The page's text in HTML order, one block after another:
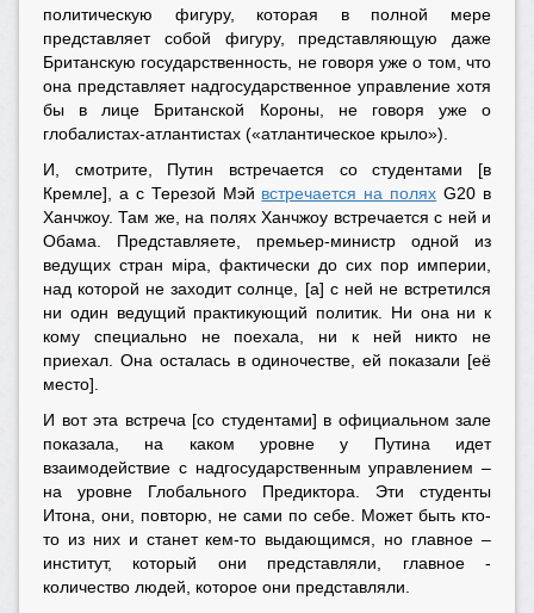
политическую фигуру, которая в полной мере
представляет собой фигуру, представляющую даже
Британскую государственность, не говоря уже о том, что
она представляет надгосударственное управление хотя
бы в лице Британской Короны, не говоря уже о
глобалистах-атлантистах («атлантическое крыло»).
И, смотрите, Путин встречается со студентами [в
Кремле], а с Терезой Мэй встречается на полях G20 в
Ханчжоу. Там же, на полях Ханчжоу встречается с ней и
Обама. Представляете, премьер-министр одной из
ведущих стран мiра, фактически до сих пор империи,
над которой не заходит солнце, [а] с ней не встретился
ни один ведущий практикующий политик. Ни она ни к
кому специально не поехала, ни к ней никто не
приехал. Она осталась в одиночестве, ей показали [её
место].
И вот эта встреча [со студентами] в официальном зале
показала, на каком уровне у Путина идет
взаимодействие с надгосударственным управлением –
на уровне Глобального Предиктора. Эти студенты
Итона, они, повторю, не сами по себе. Может быть кто-
то из них и станет кем-то выдающимся, но главное –
институт, который они представляли, главное -
количество людей, которое они представляли.